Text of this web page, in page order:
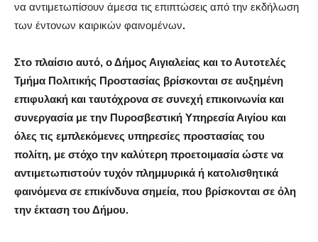
να αντιμετωπίσουν άμεσα τις επιπτώσεις από την εκδήλωση
των έντονων καιρικών φαινομένων.
Στο πλαίσιο αυτό, ο Δήμος Αιγιαλείας και το Αυτοτελές
Τμήμα Πολιτικής Προστασίας βρίσκονται σε αυξημένη
επιφυλακή και ταυτόχρονα σε συνεχή επικοινωνία και
συνεργασία με την Πυροσβεστική Υπηρεσία Αιγίου και
όλες τις εμπλεκόμενες υπηρεσίες προστασίας του
πολίτη, με στόχο την καλύτερη προετοιμασία ώστε να
αντιμετωπιστούν τυχόν πλημμυρικά ή κατολισθητικά
φαινόμενα σε επικίνδυνα σημεία, που βρίσκονται σε όλη
την έκταση του Δήμου.